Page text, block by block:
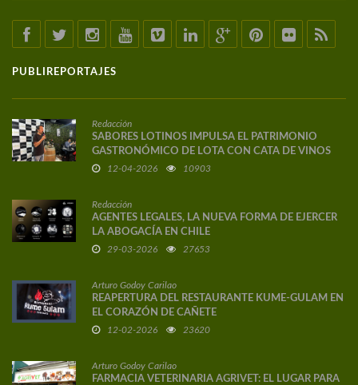
PUBLIREPORTAJES
Redacción
SABORES LOTINOS IMPULSA EL PATRIMONIO
GASTRONÓMICO DE LOTA CON CATA DE VINOS
DE AUTOR
12-04-2026 10903
Redacción
AGENTES LEGALES, LA NUEVA FORMA DE EJERCER
LA ABOGACÍA EN CHILE
29-03-2026 27653
Arturo Godoy Carilao
REAPERTURA DEL RESTAURANTE KUME-GULAM EN
EL CORAZÓN DE CAÑETE
12-02-2026 23620
Arturo Godoy Carilao
FARMACIA VETERINARIA AGRIVET: EL LUGAR PARA